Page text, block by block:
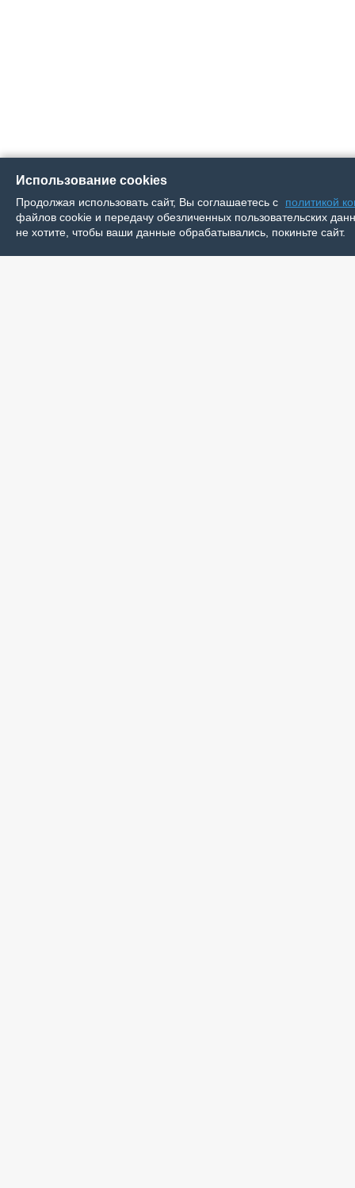
Использование cookies
Продолжая использовать сайт, Вы соглашаетесь с
политикой
файлов cookie и передачу обезличенных пользовательских
не хотите, чтобы ваши данные обрабатывались, покиньте сайт.